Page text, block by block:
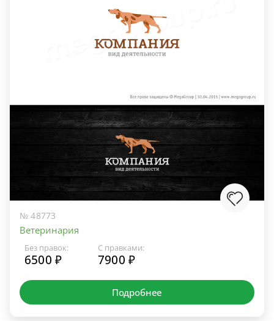
№ 48773
Ветеринария
Без правок:
6500 ₽
С правками:
7900 ₽
Подробнее